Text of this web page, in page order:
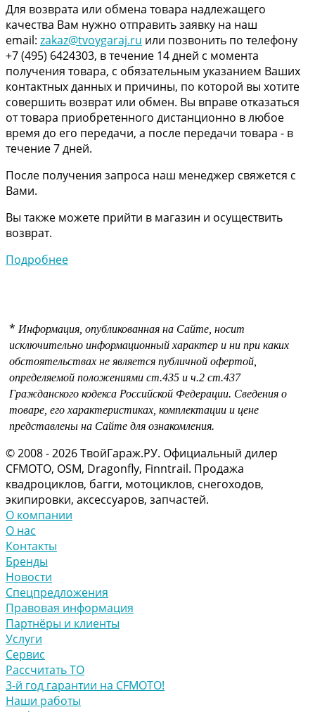
Для возврата или обмена товара надлежащего
качества Вам нужно отправить заявку на наш
email: zakaz@tvoygaraj.ru или позвонить по телефону
+7 (495) 6424303, в течение 14 дней с момента
получения товара, с обязательным указанием Ваших
контактных данных и причины, по которой вы хотите
совершить возврат или обмен. Вы вправе отказаться
от товара приобретенного дистанционно в любое
время до его передачи, а после передачи товара - в
течение 7 дней.
После получения запроса наш менеджер свяжется с
Вами.
Вы также можете прийти в магазин и осуществить
возврат.
Подробнее
* Информация, опубликованная на Сайте, носит
исключительно информационный характер и ни при каких
обстоятельствах не является публичной офертой,
определяемой положениями ст.435 и ч.2 ст.437
Гражданского кодекса Российской Федерации. Сведения о
товаре, его характеристиках, комплектации и цене
представлены на Сайте для ознакомления.
© 2008 - 2026 ТвойГараж.РУ. Официальный дилер
CFMOTO, OSM, Dragonfly, Finntrail. Продажа
квадроциклов, багги, мотоциклов, снегоходов,
экипировки, аксессуаров, запчастей.
О компании
О нас
Контакты
Бренды
Новости
Спецпредложения
Правовая информация
Партнёры и клиенты
Услуги
Сервис
Рассчитать ТО
3-й год гарантии на CFMOTO!
Наши работы